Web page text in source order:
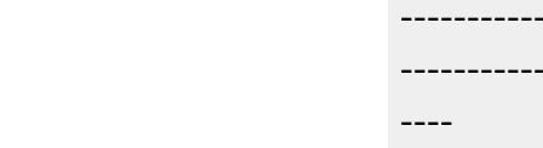
----